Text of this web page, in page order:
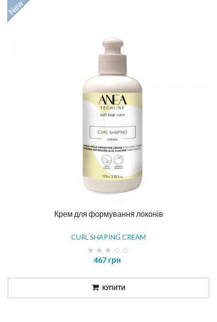
Крем для формування локонів
CURL SHAPING CREAM
467 грн
КУПИТИ